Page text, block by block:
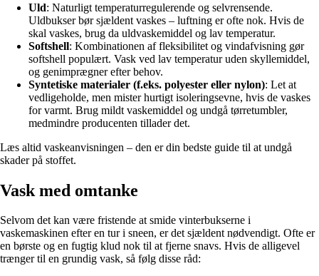
Uld: Naturligt temperaturregulerende og selvrensende.
Uldbukser bør sjældent vaskes – luftning er ofte nok. Hvis de
skal vaskes, brug da uldvaskemiddel og lav temperatur.
Softshell: Kombinationen af fleksibilitet og vindafvisning gør
softshell populært. Vask ved lav temperatur uden skyllemiddel,
og genimprægner efter behov.
Syntetiske materialer (f.eks. polyester eller nylon): Let at
vedligeholde, men mister hurtigt isoleringsevne, hvis de vaskes
for varmt. Brug mildt vaskemiddel og undgå tørretumbler,
medmindre producenten tillader det.
Læs altid vaskeanvisningen – den er din bedste guide til at undgå
skader på stoffet.
Vask med omtanke
Selvom det kan være fristende at smide vinterbukserne i
vaskemaskinen efter en tur i sneen, er det sjældent nødvendigt. Ofte er
en børste og en fugtig klud nok til at fjerne snavs. Hvis de alligevel
trænger til en grundig vask, så følg disse råd: